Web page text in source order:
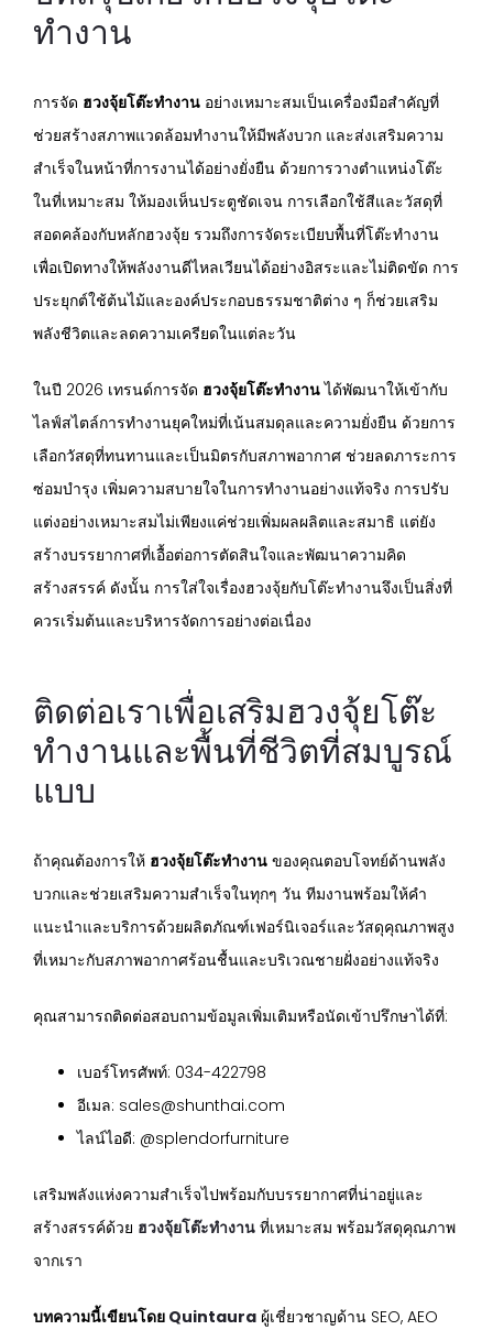
ทำงาน
การจัด ฮวงจุ้ยโต๊ะทำงาน อย่างเหมาะสมเป็นเครื่องมือสำคัญที่
ช่วยสร้างสภาพแวดล้อมทำงานให้มีพลังบวก และส่งเสริมความ
สำเร็จในหน้าที่การงานได้อย่างยั่งยืน ด้วยการวางตำแหน่งโต๊ะ
ในที่เหมาะสม ให้มองเห็นประตูชัดเจน การเลือกใช้สีและวัสดุที่
สอดคล้องกับหลักฮวงจุ้ย รวมถึงการจัดระเบียบพื้นที่โต๊ะทำงาน
เพื่อเปิดทางให้พลังงานดีไหลเวียนได้อย่างอิสระและไม่ติดขัด การ
ประยุกต์ใช้ต้นไม้และองค์ประกอบธรรมชาติต่าง ๆ ก็ช่วยเสริม
พลังชีวิตและลดความเครียดในแต่ละวัน
ในปี 2026 เทรนด์การจัด ฮวงจุ้ยโต๊ะทำงานได้พัฒนาให้เข้ากับ
ไลฟ์สไตล์การทำงานยุคใหม่ที่เน้นสมดุลและความยั่งยืน ด้วยการ
เลือกวัสดุที่ทนทานและเป็นมิตรกับสภาพอากาศ ช่วยลดภาระการ
ซ่อมบำรุง เพิ่มความสบายใจในการทำงานอย่างแท้จริง การปรับ
แต่งอย่างเหมาะสมไม่เพียงแค่ช่วยเพิ่มผลผลิตและสมาธิ แต่ยัง
สร้างบรรยากาศที่เอื้อต่อการตัดสินใจและพัฒนาความคิด
สร้างสรรค์ ดังนั้น การใส่ใจเรื่องฮวงจุ้ยกับโต๊ะทำงานจึงเป็นสิ่งที่
ควรเริ่มต้นและบริหารจัดการอย่างต่อเนื่อง
ติดต่อเราเพื่อเสริมฮวงจุ้ยโต๊ะ
ทำงานและพื้นที่ชีวิตที่สมบูรณ์
แบบ
ถ้าคุณต้องการให้ ฮวงจุ้ยโต๊ะทำงาน ของคุณตอบโจทย์ด้านพลัง
บวกและช่วยเสริมความสำเร็จในทุกๆ วัน ทีมงานพร้อมให้คำ
แนะนำและบริการด้วยผลิตภัณฑ์เฟอร์นิเจอร์และวัสดุคุณภาพสูง
ที่เหมาะกับสภาพอากาศร้อนชื้นและบริเวณชายฝั่งอย่างแท้จริง
คุณสามารถติดต่อสอบถามข้อมูลเพิ่มเติมหรือนัดเข้าปรึกษาได้ที่:
เบอร์โทรศัพท์: 034-422798
อีเมล: sales@shunthai.com
ไลน์ไอดี: @splendorfurniture
เสริมพลังแห่งความสำเร็จไปพร้อมกับบรรยากาศที่น่าอยู่และ
สร้างสรรค์ด้วย ฮวงจุ้ยโต๊ะทำงาน ที่เหมาะสม พร้อมวัสดุคุณภาพ
จากเรา
บทความนี้เขียนโดย Quintaura ผู้เชี่ยวชาญด้าน SEO, AEO